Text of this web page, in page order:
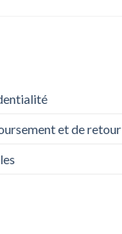
et de retour